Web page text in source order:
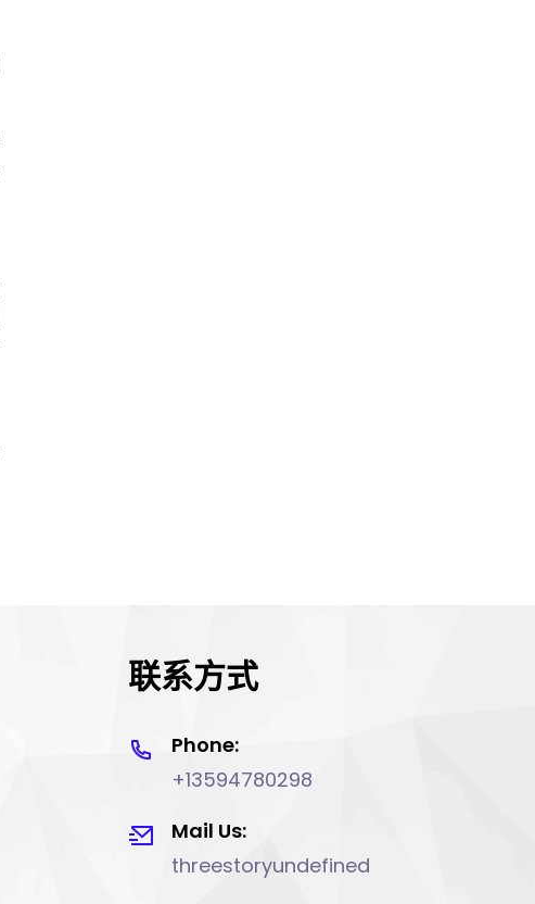
联系方式
Phone:
+13594780298
Mail Us:
threestoryundefined